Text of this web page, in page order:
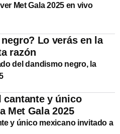
Met Gala 2025 en vivo
Lo verás en la
razón
del dandismo negro, la
cantante y único
Met Gala 2025
y único mexicano invitado a